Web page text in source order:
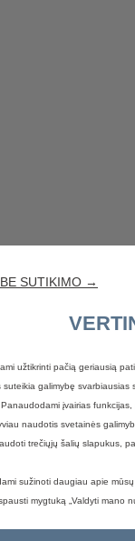
SUTIKIMO →
užtikrinti pačią geriausią
suteikia galimybę
įvairias
naudotis svetainės
trečiųjų šalių slapukus,
sužinoti daugiau apie
mygtuką „Valdyti mano